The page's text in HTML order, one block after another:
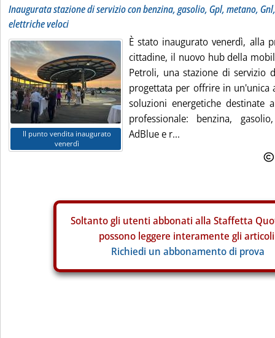
Inaugurata stazione di servizio con benzina, gasolio, Gpl, metano,
elettriche veloci
Il punto vendita inaugurato
venerdì
È stato inaugurato venerdì, alla
cittadine, il nuovo hub della
Petroli, una stazione di servizio
progettata per offrire in un'unica
soluzioni energetiche destinate
professionale: benzina,
AdBlue e r...
Soltanto gli utenti abbonati alla Staffetta
possono leggere interamente gli
Richiedi un abbonamento di prova